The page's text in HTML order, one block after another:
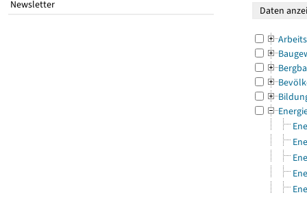
Newsletter